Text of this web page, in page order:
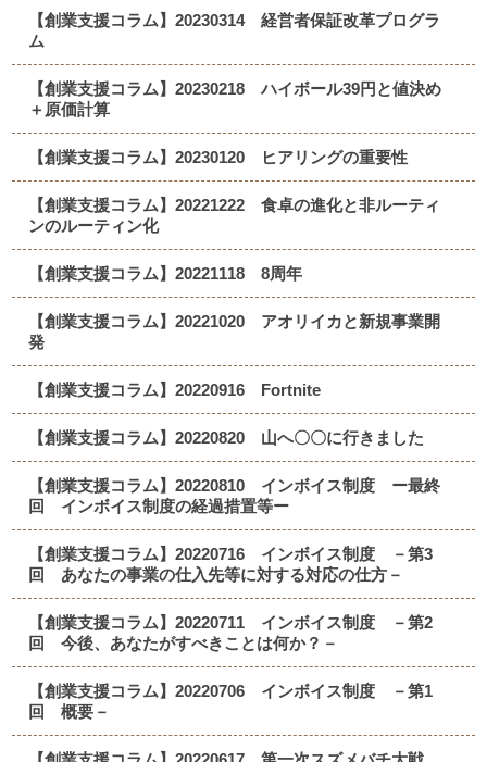
【創業支援コラム】20230314 経営者保証改革プログラ
ム
【創業支援コラム】20230218 ハイボール39円と値決め
＋原価計算
【創業支援コラム】20230120 ヒアリングの重要性
【創業支援コラム】20221222 食卓の進化と非ルーティ
ンのルーティン化
【創業支援コラム】20221118 8周年
【創業支援コラム】20221020 アオリイカと新規事業開
発
【創業支援コラム】20220916 Fortnite
【創業支援コラム】20220820 山へ〇〇に行きました
【創業支援コラム】20220810 インボイス制度 ー最終
回 インボイス制度の経過措置等ー
【創業支援コラム】20220716 インボイス制度 －第3
回 あなたの事業の仕入先等に対する対応の仕方－
【創業支援コラム】20220711 インボイス制度 －第2
回 今後、あなたがすべきことは何か？－
【創業支援コラム】20220706 インボイス制度 －第1
回 概要－